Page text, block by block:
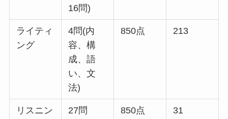
16問)
ライティ
ング
4問(内
容、構
成、語
い、文
法)
850点 213
リスニン
27問 850点 31